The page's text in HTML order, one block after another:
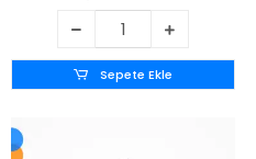
Sepete Ekle